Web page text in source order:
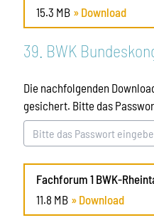
15.3 MB » Download
39. BWK
Die nachfolgenden
gesichert. Bitte das
Fachforum 1 BWK-
11.8 MB » Download